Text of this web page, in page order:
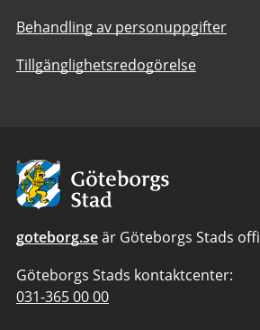
Behandling av personuppgifter
Tillgänglighetsredogörelse
Avsändare
goteborg.seär Göteborgs Stads
Göteborgs Stads kontaktcenter:
Telefonnummer
031-365 00 00